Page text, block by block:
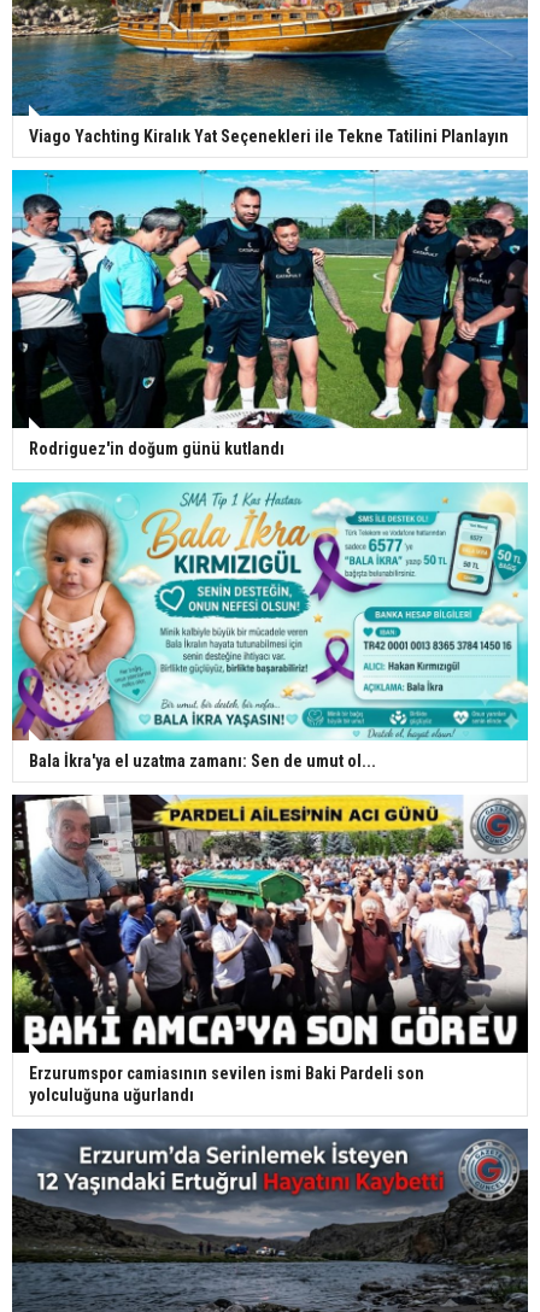
Viago Yachting Kiralık Yat Seçenekleri ile Tekne Tatilini Planlayın
Rodriguez'in doğum günü kutlandı
Bala İkra'ya el uzatma zamanı: Sen de umut ol...
Erzurumspor camiasının sevilen ismi Baki Pardeli son
yolculuğuna uğurlandı